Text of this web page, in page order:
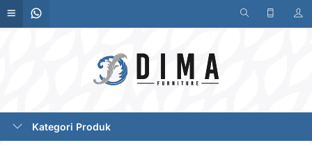
Kategori Produk